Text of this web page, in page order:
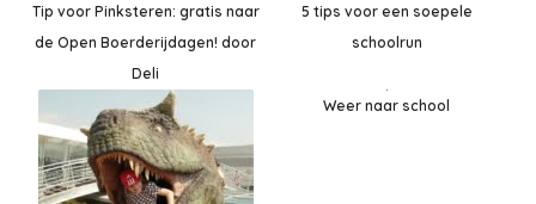
Tip voor Pinksteren: gratis naar
de Open Boerderijdagen! door
Deli
5 tips voor een soepele
schoolrun
Weer naar school